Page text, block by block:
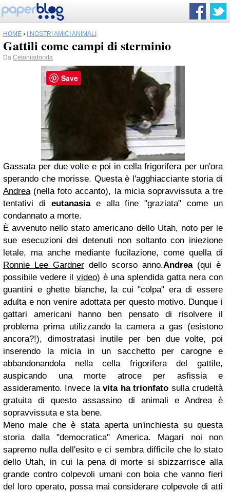
HOME › I NOSTRI AMICI ANIMALI
Gattili come campi di sterminio
Da Cetoniadorata
Gassata per due volte e poi in cella frigorifera per un'ora
sperando che morisse. Questa è l'agghiacciante storia di
Andrea(nella foto accanto), la micia sopravvissuta a tre
tentativi di eutanasiae alla fine "graziata" come un
condannato a morte.
È avvenuto nello stato americano dello Utah, noto per le
sue esecuzioni dei detenuti non soltanto con iniezione
letale, ma anche mediante fucilazione, come quella di
Ronnie Lee Gardner dello scorso anno.Andrea(qui è
possibile vedere il video) è una splendida gatta nera con
guantini e ghette bianche, la cui "colpa" era di essere
adulta e non venire adottata per questo motivo. Dunque i
gattari americani hanno ben pensato di risolvere il
problema prima utilizzando la camera a gas (esistono
ancora?!), dimostratasi inutile per ben due volte, poi
inserendo la micia in un sacchetto per carogne e
abbandonandola nella cella frigorifera del gattile,
auspicando una morte atroce per asfissia e
assideramento. Invece lavita ha trionfato sulla crudeltà
gratuita di questo assassino di animali e Andrea è
sopravvissuta e sta bene.
Meno male che è stata aperta un'inchiesta su questa
storia dalla "democratica" America. Magari noi non
sapremo nulla dell'esito e ci sembra difficile che lo stato
dello Utah, in cui la pena di morte si sbizzarrisce alla
grande contro colpevoli umani con boia che vanno fieri
del loro operato, possa mai considerare colpevole di atti
Save